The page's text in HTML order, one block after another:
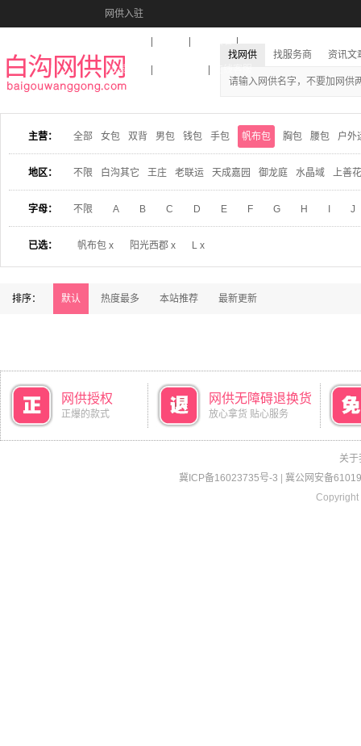
网供入驻
收藏本站
找网供 找服务商 资讯文
主营： 全部 女包 双背 男包 钱包 手包 帆布包 胸包 腰包 户外
地区： 不限 白沟其它 王庄 老联运 天成嘉园 御龙庭 水晶域 上善
字母： 不限 A B C D E F G H J
已选： 帆布包 x 阳光西郡 x L x
排序： 默认 热度最多 本站推荐 最新更新
网供授权
正爆的款式
网供无障碍退换货
放心拿货 贴心服务
关于
冀ICP备16023735号-3
冀公网安备